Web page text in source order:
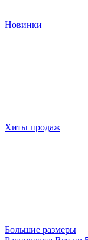
Новинки
Хиты продаж
Большие размеры